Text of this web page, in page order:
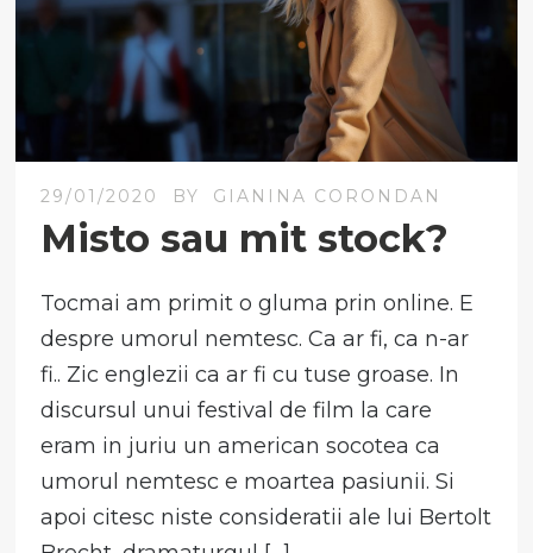
29/01/2020 BY GIANINA CORONDAN
Misto sau mit stock?
Tocmai am primit o gluma prin online. E
despre umorul nemtesc. Ca ar fi, ca n-ar
fi.. Zic englezii ca ar fi cu tuse groase. In
discursul unui festival de film la care
eram in juriu un american socotea ca
umorul nemtesc e moartea pasiunii. Si
apoi citesc niste consideratii ale lui Bertolt